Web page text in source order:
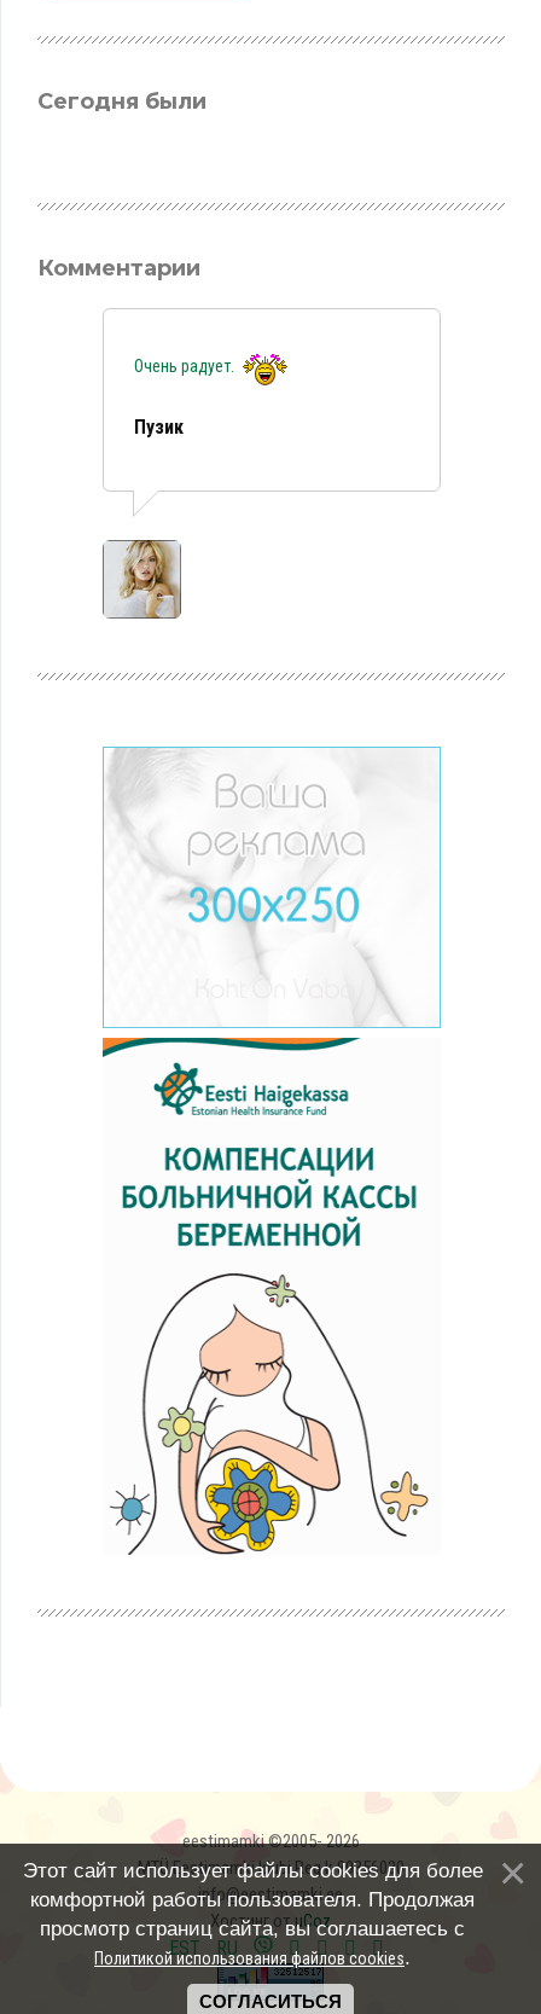
Сегодня были
Комментарии
Очень радует.
Пузик
eestimamki ©2005- 2026
MTÜ Eestimamki klubi Reg.k 80356030
info@eestimamki.ee
Хостинг отuCoz
EST RU
Этот сайт использует файлы cookies для более
комфортной работы пользователя. Продолжая
просмотр страниц сайта, вы соглашаетесь с
Политикой использования файлов cookies.
СОГЛАСИТЬСЯ